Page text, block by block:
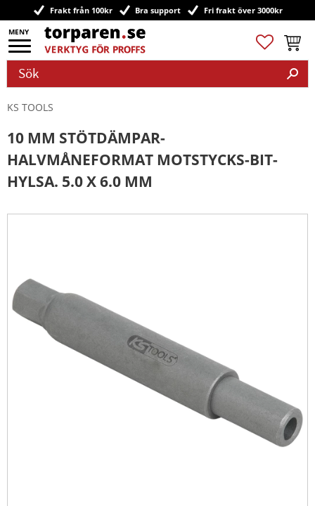
Meny
Frakt från 100kr Bra support Fri frakt över 3000kr
Favoriter
KS TOOLS
10 MM STÖTDÄMPAR-
HALVMÅNEFORMAT MOTSTYCKS-BIT-
HYLSA. 5.0 X 6.0 MM